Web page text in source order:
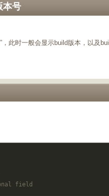
本号
此时一般会显示build版本，以及
field